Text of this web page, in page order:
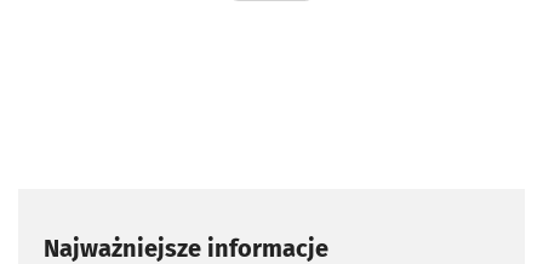
Najważniejsze informacje